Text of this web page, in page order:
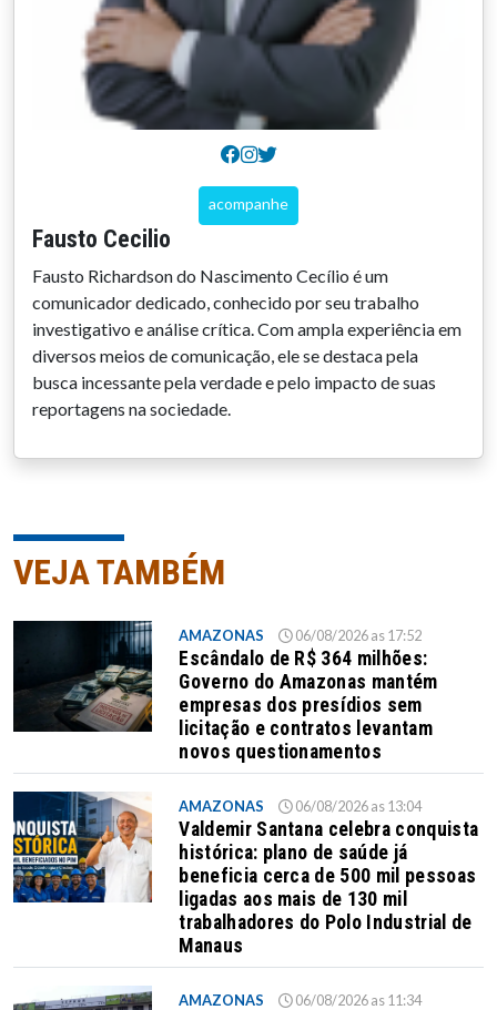
acompanhe
Fausto Cecilio
Fausto Richardson do Nascimento Cecílio é um
comunicador dedicado, conhecido por seu trabalho
investigativo e análise crítica. Com ampla experiência em
diversos meios de comunicação, ele se destaca pela
busca incessante pela verdade e pelo impacto de suas
reportagens na sociedade.
VEJA TAMBÉM
AMAZONAS 06/08/2026 as 17:52
Escândalo de R$ 364 milhões:
Governo do Amazonas mantém
empresas dos presídios sem
licitação e contratos levantam
novos questionamentos
AMAZONAS 06/08/2026 as 13:04
Valdemir Santana celebra conquista
histórica: plano de saúde já
beneficia cerca de 500 mil pessoas
ligadas aos mais de 130 mil
trabalhadores do Polo Industrial de
Manaus
AMAZONAS 06/08/2026 as 11:34